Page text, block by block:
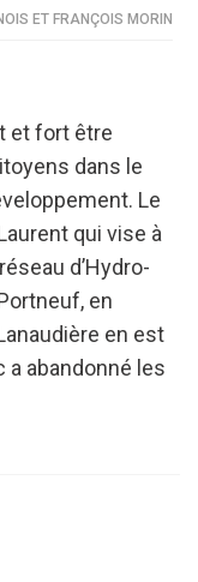
ET FRANÇOIS MORIN
et fort être
dans le
Le
qui vise à
d’Hydro-
en
en est
a abandonné les